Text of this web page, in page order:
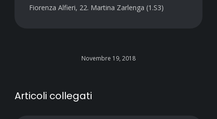
Fiorenza Alfieri, 22. Martina Zarlenga (1.S3)
Novembre 19, 2018
Articoli collegati